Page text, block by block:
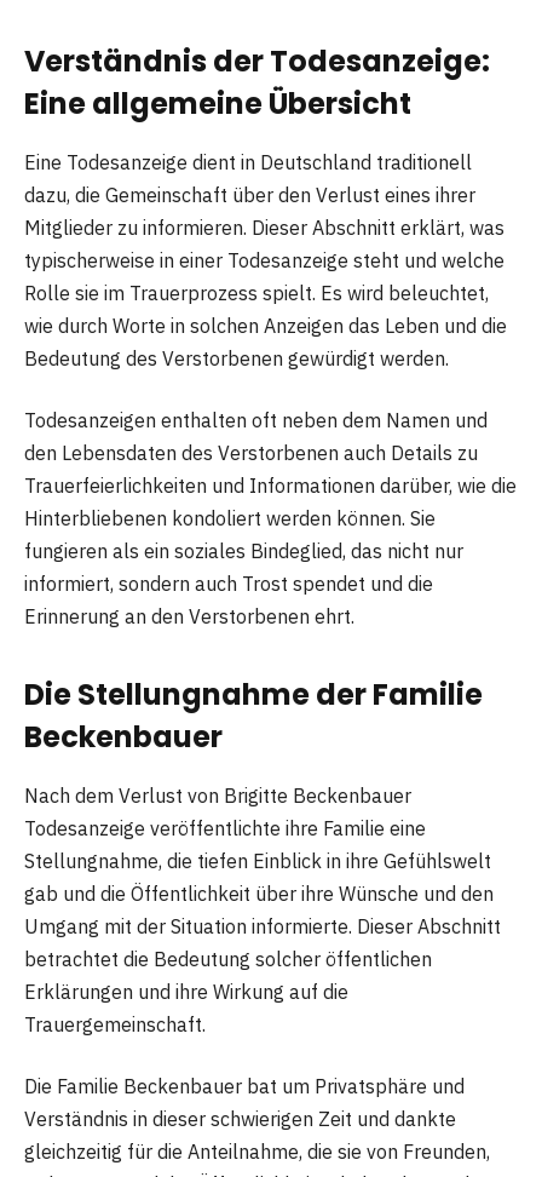
Verständnis der Todesanzeige:
Eine allgemeine Übersicht
Eine Todesanzeige dient in Deutschland traditionell
dazu, die Gemeinschaft über den Verlust eines ihrer
Mitglieder zu informieren. Dieser Abschnitt erklärt, was
typischerweise in einer Todesanzeige steht und welche
Rolle sie im Trauerprozess spielt. Es wird beleuchtet,
wie durch Worte in solchen Anzeigen das Leben und die
Bedeutung des Verstorbenen gewürdigt werden.
Todesanzeigen enthalten oft neben dem Namen und
den Lebensdaten des Verstorbenen auch Details zu
Trauerfeierlichkeiten und Informationen darüber, wie die
Hinterbliebenen kondoliert werden können. Sie
fungieren als ein soziales Bindeglied, das nicht nur
informiert, sondern auch Trost spendet und die
Erinnerung an den Verstorbenen ehrt.
Die Stellungnahme der Familie
Beckenbauer
Nach dem Verlust von Brigitte Beckenbauer
Todesanzeige veröffentlichte ihre Familie eine
Stellungnahme, die tiefen Einblick in ihre Gefühlswelt
gab und die Öffentlichkeit über ihre Wünsche und den
Umgang mit der Situation informierte. Dieser Abschnitt
betrachtet die Bedeutung solcher öffentlichen
Erklärungen und ihre Wirkung auf die
Trauergemeinschaft.
Die Familie Beckenbauer bat um Privatsphäre und
Verständnis in dieser schwierigen Zeit und dankte
gleichzeitig für die Anteilnahme, die sie von Freunden,